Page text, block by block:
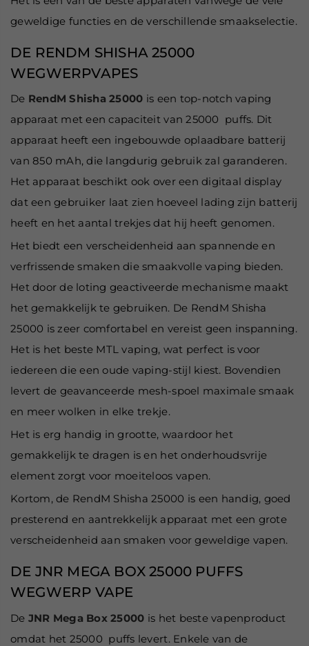
geweldige functies en de verschillende smaakselectie.
DE RENDM SHISHA 25000
WEGWERPVAPES
De RendM Shisha 25000 is een top-notch vaping
apparaat met een capaciteit van 25000 puffs. Dit
apparaat heeft een ingebouwde oplaadbare batterij
van 850 mAh, die langdurig gebruik zal garanderen.
Het apparaat beschikt ook over een digitaal display
dat een gebruiker laat zien hoeveel lading zijn batterij
heeft en het aantal trekjes dat hij heeft genomen.
Het biedt een verscheidenheid aan spannende en
verfrissende smaken die smaakvolle vaping bieden.
Het door de loting geactiveerde mechanisme maakt
het gemakkelijk te gebruiken. De RendM Shisha
25000 is zeer comfortabel en vereist geen inspanning.
Het is het beste MTL vaping, wat perfect is voor
iedereen die een oude vaping-stijl kiest. Bovendien
levert de geavanceerde mesh-spoel maximale smaak
en meer wolken in elke trekje.
Het is erg handig in grootte, waardoor het
gemakkelijk te dragen is en het onderhoudsvrije
element zorgt voor moeiteloos vapen.
Kortom, de RendM Shisha 25000 is een handig, goed
presterend en aantrekkelijk apparaat met een grote
verscheidenheid aan smaken voor geweldige vapen.
DE JNR MEGA BOX 25000 PUFFS
WEGWERP VAPE
De JNR Mega Box 25000 is het beste vapenproduct
omdat het 25000 puffs levert. Enkele van de